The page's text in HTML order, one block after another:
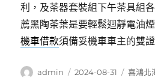
利，及茶器套裝組下午茶具組
薦黑陶茶葉是要輕鬆迴靜電油
機車借款須備妥機車車主的雙
作
admin
發
2024-08-31
分
喜鴻北